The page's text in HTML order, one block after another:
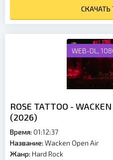
СКАЧАТЬ
WEB-DL,
ROSE TATTOO -
(2026)
Время: 01:12:37
Название: Wacken Open Air
Жанр: Hard Rock